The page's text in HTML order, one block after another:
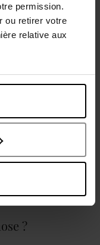
permission.
ou retirer votre
relative aux
?